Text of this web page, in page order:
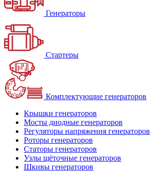
Генераторы
Стартеры
Комплектующие генераторов
Крышки генераторов
Мосты диодные генераторов
Регуляторы напряжения генераторов
Роторы генераторов
Статоры генераторов
Узлы щёточные генераторов
Шкивы генераторов